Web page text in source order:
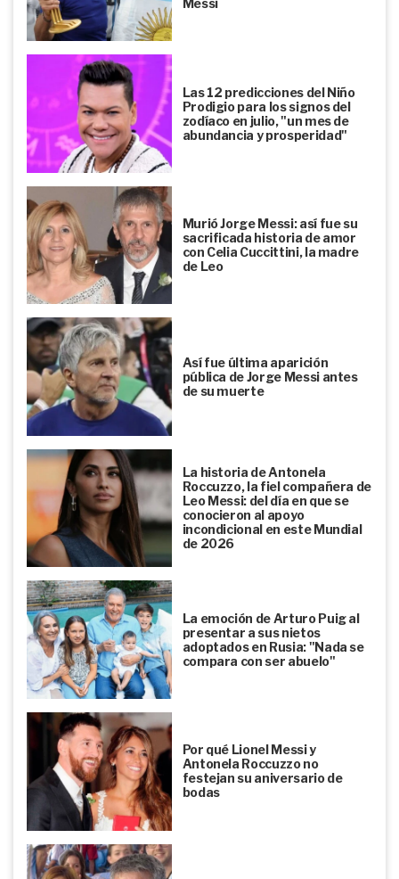
Messi
Las 12 predicciones del Niño
Prodigio para los signos del
zodíaco en julio, "un mes de
abundancia y prosperidad"
Murió Jorge Messi: así fue su
sacrificada historia de amor
con Celia Cuccittini, la madre
de Leo
Así fue última aparición
pública de Jorge Messi antes
de su muerte
La historia de Antonela
Roccuzzo, la fiel compañera de
Leo Messi: del día en que se
conocieron al apoyo
incondicional en este Mundial
de 2026
La emoción de Arturo Puig al
presentar a sus nietos
adoptados en Rusia: "Nada se
compara con ser abuelo"
Por qué Lionel Messi y
Antonela Roccuzzo no
festejan su aniversario de
bodas